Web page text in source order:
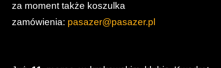
za moment także koszulka
zamówienia: pasazer@pasazer.pl